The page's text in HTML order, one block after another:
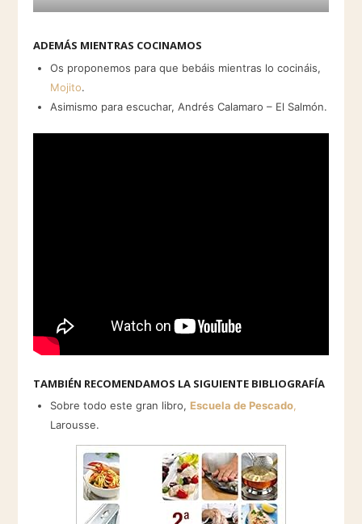
ADEMÁS MIENTRAS COCINAMOS
Os proponemos para que bebáis mientras lo cocináis,
Mojito.
Asimismo para escuchar, Andrés Calamaro – El Salmón.
TAMBIÉN RECOMENDAMOS LA SIGUIENTE BIBLIOGRAFÍA
Sobre todo este gran libro, Escuela de Pescado,
Larousse.